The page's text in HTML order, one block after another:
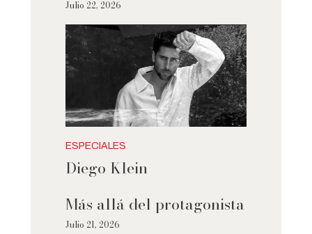
Julio 22, 2026
ESPECIALES
Diego Klein
Más allá del protagonista
Julio 21, 2026